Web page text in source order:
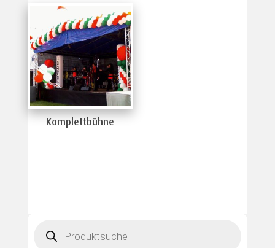
Komplettbühne
search